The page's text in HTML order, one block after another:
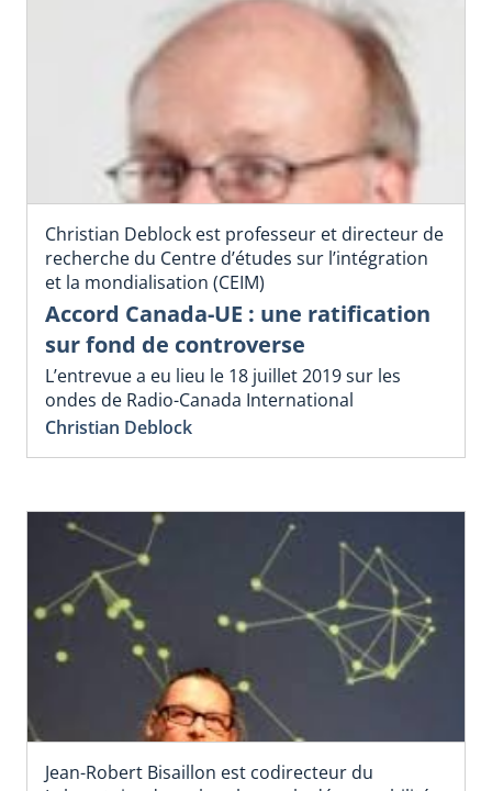
Christian Deblock est professeur et directeur de
recherche du Centre d’études sur l’intégration
et la mondialisation (CEIM)
Accord Canada-UE : une ratification
sur fond de controverse
L’entrevue a eu lieu le 18 juillet 2019 sur les
ondes de Radio-Canada International
Christian Deblock
Jean-Robert Bisaillon est codirecteur du